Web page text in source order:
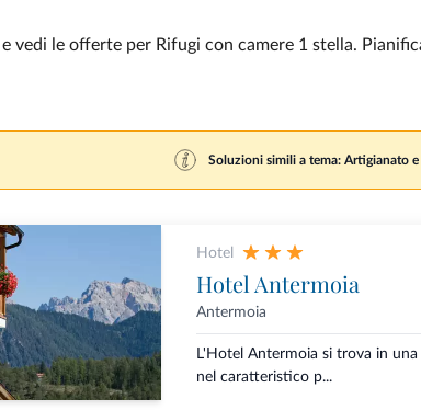
vedi le offerte per Rifugi con camere 1 stella.
Soluzioni simili a tema: Artigianato e
Hotel
Hotel Antermoia
Antermoia
L'Hotel Antermoia si trova in
nel caratteristico p...